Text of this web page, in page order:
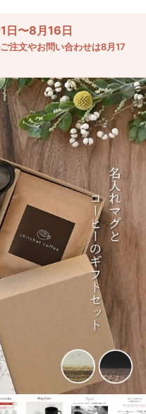
日〜8月16日
注文やお問い合わせは8月17